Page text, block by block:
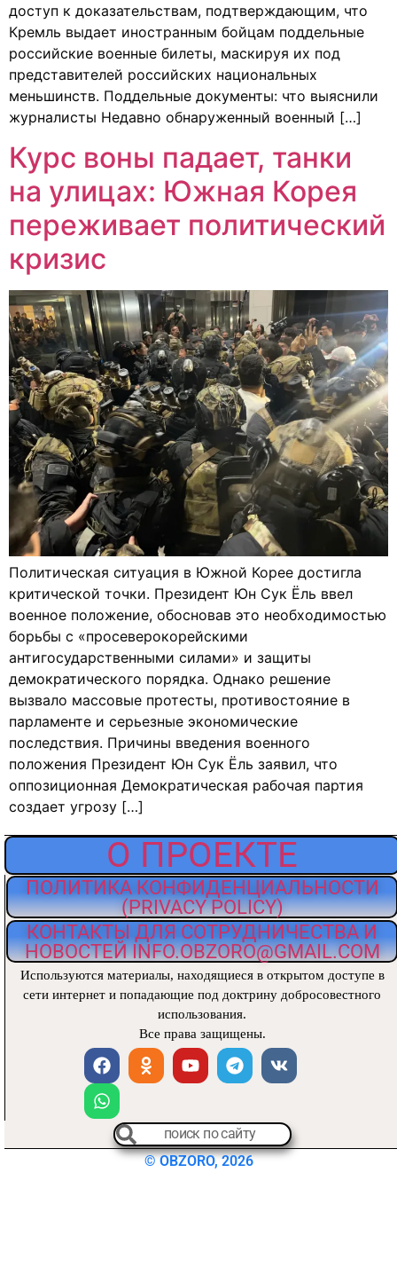
доступ к доказательствам, подтверждающим, что
Кремль выдает иностранным бойцам поддельные
российские военные билеты, маскируя их под
представителей российских национальных
меньшинств. Поддельные документы: что выяснили
журналисты Недавно обнаруженный военный […]
Курс воны падает, танки
на улицах: Южная Корея
переживает политический
кризис
Политическая ситуация в Южной Корее достигла
критической точки. Президент Юн Сук Ёль ввел
военное положение, обосновав это необходимостью
борьбы с «просеверокорейскими
антигосударственными силами» и защиты
демократического порядка. Однако решение
вызвало массовые протесты, противостояние в
парламенте и серьезные экономические
последствия. Причины введения военного
положения Президент Юн Сук Ёль заявил, что
оппозиционная Демократическая рабочая партия
создает угрозу […]
О ПРОЕКТЕ
ПОЛИТИКА КОНФИДЕНЦИАЛЬНОСТИ
(PRIVACY POLICY)
КОНТАКТЫ ДЛЯ СОТРУДНИЧЕСТВА И
НОВОСТЕЙ INFO.OBZORO@GMAIL.COM
Используются материалы, находящиеся в открытом доступе в
сети интернет и попадающие под доктрину добросовестного
использования.
Все права защищены.
© OBZORO, 2026